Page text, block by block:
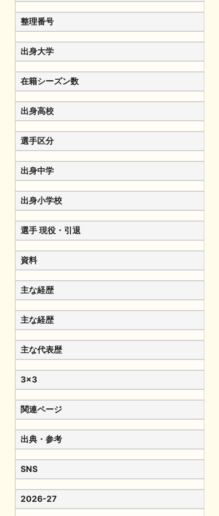
整理番号
出身大学
在籍シーズン数
出身高校
選手区分
出身中学
出身小学校
選手 現役・引退
資料
主な経歴
主な経歴
主な代表歴
3x3
関連ページ
出典・参考
SNS
2026-27